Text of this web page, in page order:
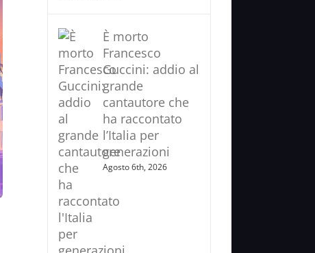
È morto
Francesco
Guccini: addio al
grande
cantautore che
ha raccontato
l’Italia per
generazioni
Agosto 6th, 2026